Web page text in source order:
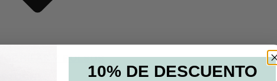
MOCHILAS Y BOLSOS
10% DE DESCUENTO